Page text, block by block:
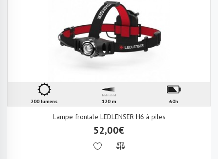
200 lumens 120 m 60h
Lampe frontale LEDLENSER H6 à piles
52,00€